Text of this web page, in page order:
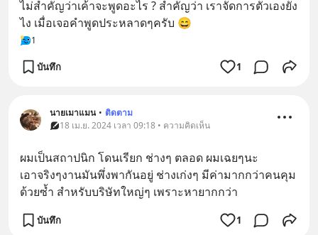
ไม่สำคัญว่าเค้าจะพูดอะไร ? สำคัญว่า เราจัดการตัวเองยัง
ไง เมื่อเจอคำพูดประหลาดๆครับ 😄
1
บันทึก 1
นายเมาแมน • ติดตาม
18 เม.ย. 2024 เวลา 09:18 • ความคิดเห็น
ผมเป็นสถาปนิก โดนเรียก ช่างๆ ตลอด ผมเฉยๆนะ
เอาจริงๆงานมันพึ่งพากันอยู่ ช่างเก่งๆ มีค่ามากกว่าคนคุม
ด้วยซ้ำ สำหรับบริษัทใหญ่ๆ เพราะหายากกว่า
บันทึก 1